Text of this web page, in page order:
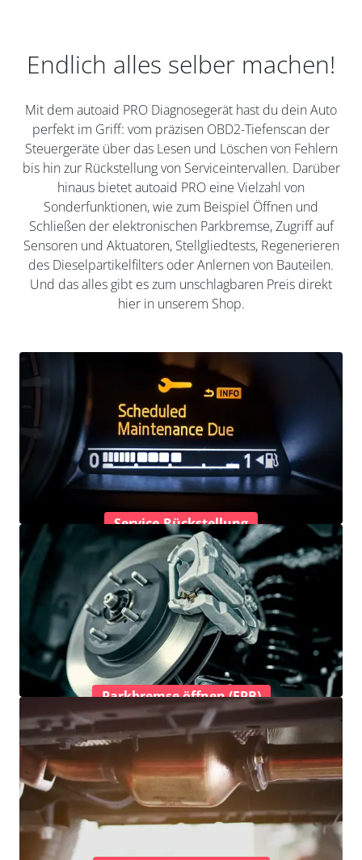
Endlich alles selber machen!
Mit dem autoaid PRO Diagnosegerät hast du dein Auto
perfekt im Griff: vom präzisen OBD2-Tiefenscan der
Steuergeräte über das Lesen und Löschen von Fehlern
bis hin zur Rückstellung von Serviceintervallen. Darüber
hinaus bietet autoaid PRO eine Vielzahl von
Sonderfunktionen, wie zum Beispiel Öffnen und
Schließen der elektronischen Parkbremse, Zugriff auf
Sensoren und Aktuatoren, Stellgliedtests, Regenerieren
des Dieselpartikelfilters oder Anlernen von Bauteilen.
Und das alles gibt es zum unschlagbaren Preis direkt
hier in unserem Shop.
Service-Rückstellung
Parkbremse öffnen (EPB)